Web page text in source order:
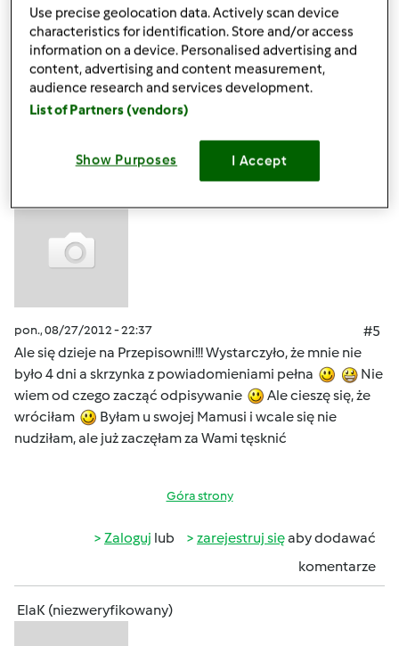
Mixi!
Góra strony
Zalogujlub
komentarze
pon., 08/27/2012 - 22:37
#5
Ale się dzieje na Przepisowni!!! Wystarczyło, że mnie nie
było 4 dni a skrzynka z powiadomieniami pełna
Nie
wiem od czego zacząć odpisywanie
Ale cieszę się, że
wróciłam
Byłam u swojej Mamusi i wcale się nie
nudziłam, ale już zaczęłam za Wami tęsknić
Góra strony
Zaloguj lub zarejestruj sięaby dodawać
komentarze
ElaK (niezweryfikowany)
Use precise geolocation data. Actively scan device
characteristics for identification. Store and/or access
information on a device. Personalised advertising and
content, advertising and content measurement,
audience research and services development.
List of Partners (vendors)
Show Purposes I Accept